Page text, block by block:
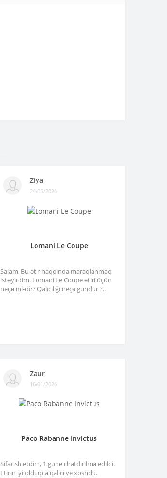
Ziya
24/05/2026
Lomani Le Coupe
Salam. Bu ətir haqqında maraqlanmaq
istəyirdim. Lomani Le Coupe ətiri üçün
neçə ml-dir? Qalıcılığı neçə gündür ?..
Zaur
16/01/2026
Paco Rabanne Invictus
Sifarish etdim, 1 gune chatdirilma edildi.
Etirin iyi olduqca qalici ve xoshdu.